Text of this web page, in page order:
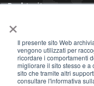
×
Il presente sito Web
vengono utilizzati per
ricordare i comportamenti
migliorare il sito stesso e a
sito che tramite altri
consultare l'informativa
Rechtssitz:
Piacenza (PC) - 29121
Kontaktiere uns